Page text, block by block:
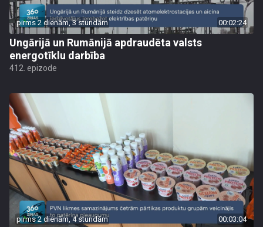
pirms 2 dienām, 3 stundām 00:02:24
Ungārijā un Rumānijā apdraudēta valsts
energotīklu darbība
412. epizode
pirms 2 dienām, 4 stundām 00:03:04